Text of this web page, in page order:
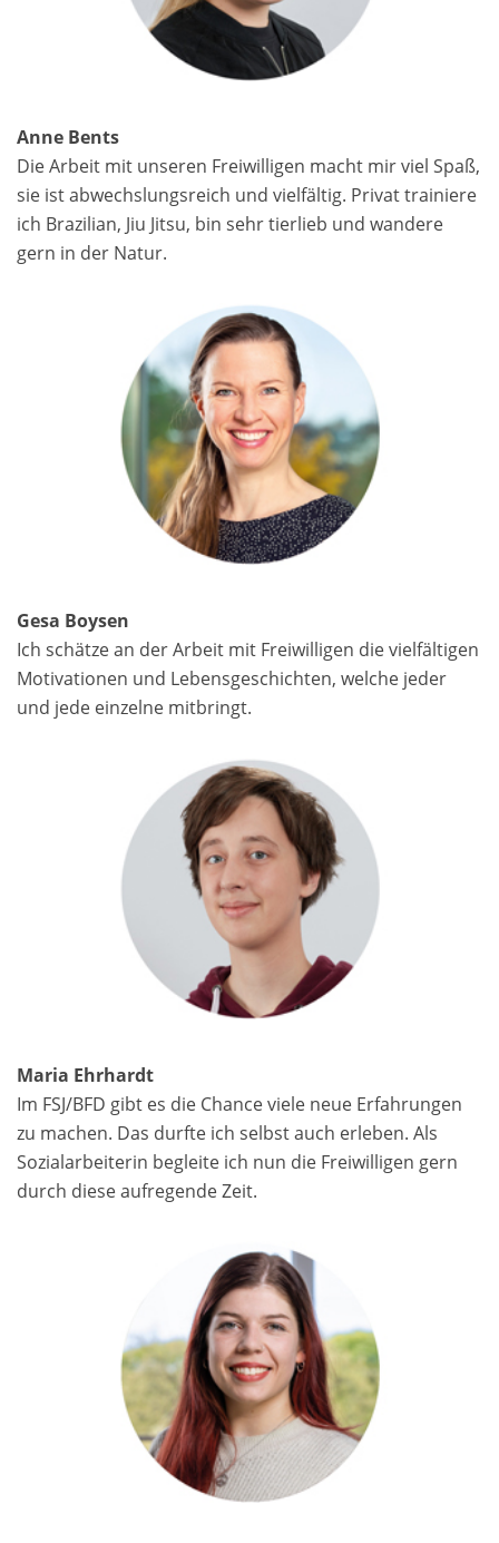
Anne Bents
Die Arbeit mit unseren Freiwilligen macht mir viel Spaß,
sie ist abwechslungsreich und vielfältig. Privat trainiere
ich Brazilian, Jiu Jitsu, bin sehr tierlieb und wandere
gern in der Natur.
Gesa Boysen
Ich schätze an der Arbeit mit Freiwilligen die vielfältigen
Motivationen und Lebens­geschichten, welche jeder
und jede einzelne mitbringt.
Maria Ehrhardt
Im FSJ/BFD gibt es die Chance viele neue Erfahrungen
zu machen. Das durfte ich selbst auch erleben. Als
Sozialarbeiterin begleite ich nun die Freiwilligen gern
durch diese aufregende Zeit.